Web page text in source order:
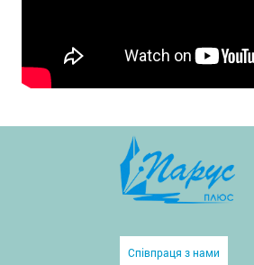
Співпраця з нами